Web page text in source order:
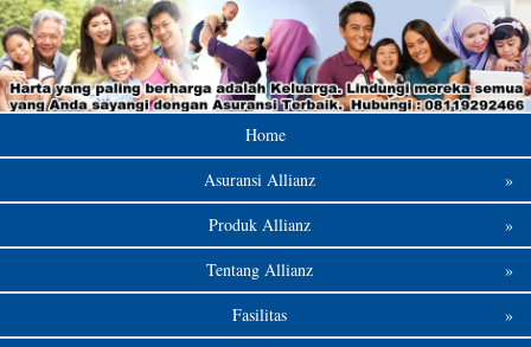
Home
Asuransi Allianz
»
Produk Allianz
»
Tentang Allianz
»
Fasilitas
»